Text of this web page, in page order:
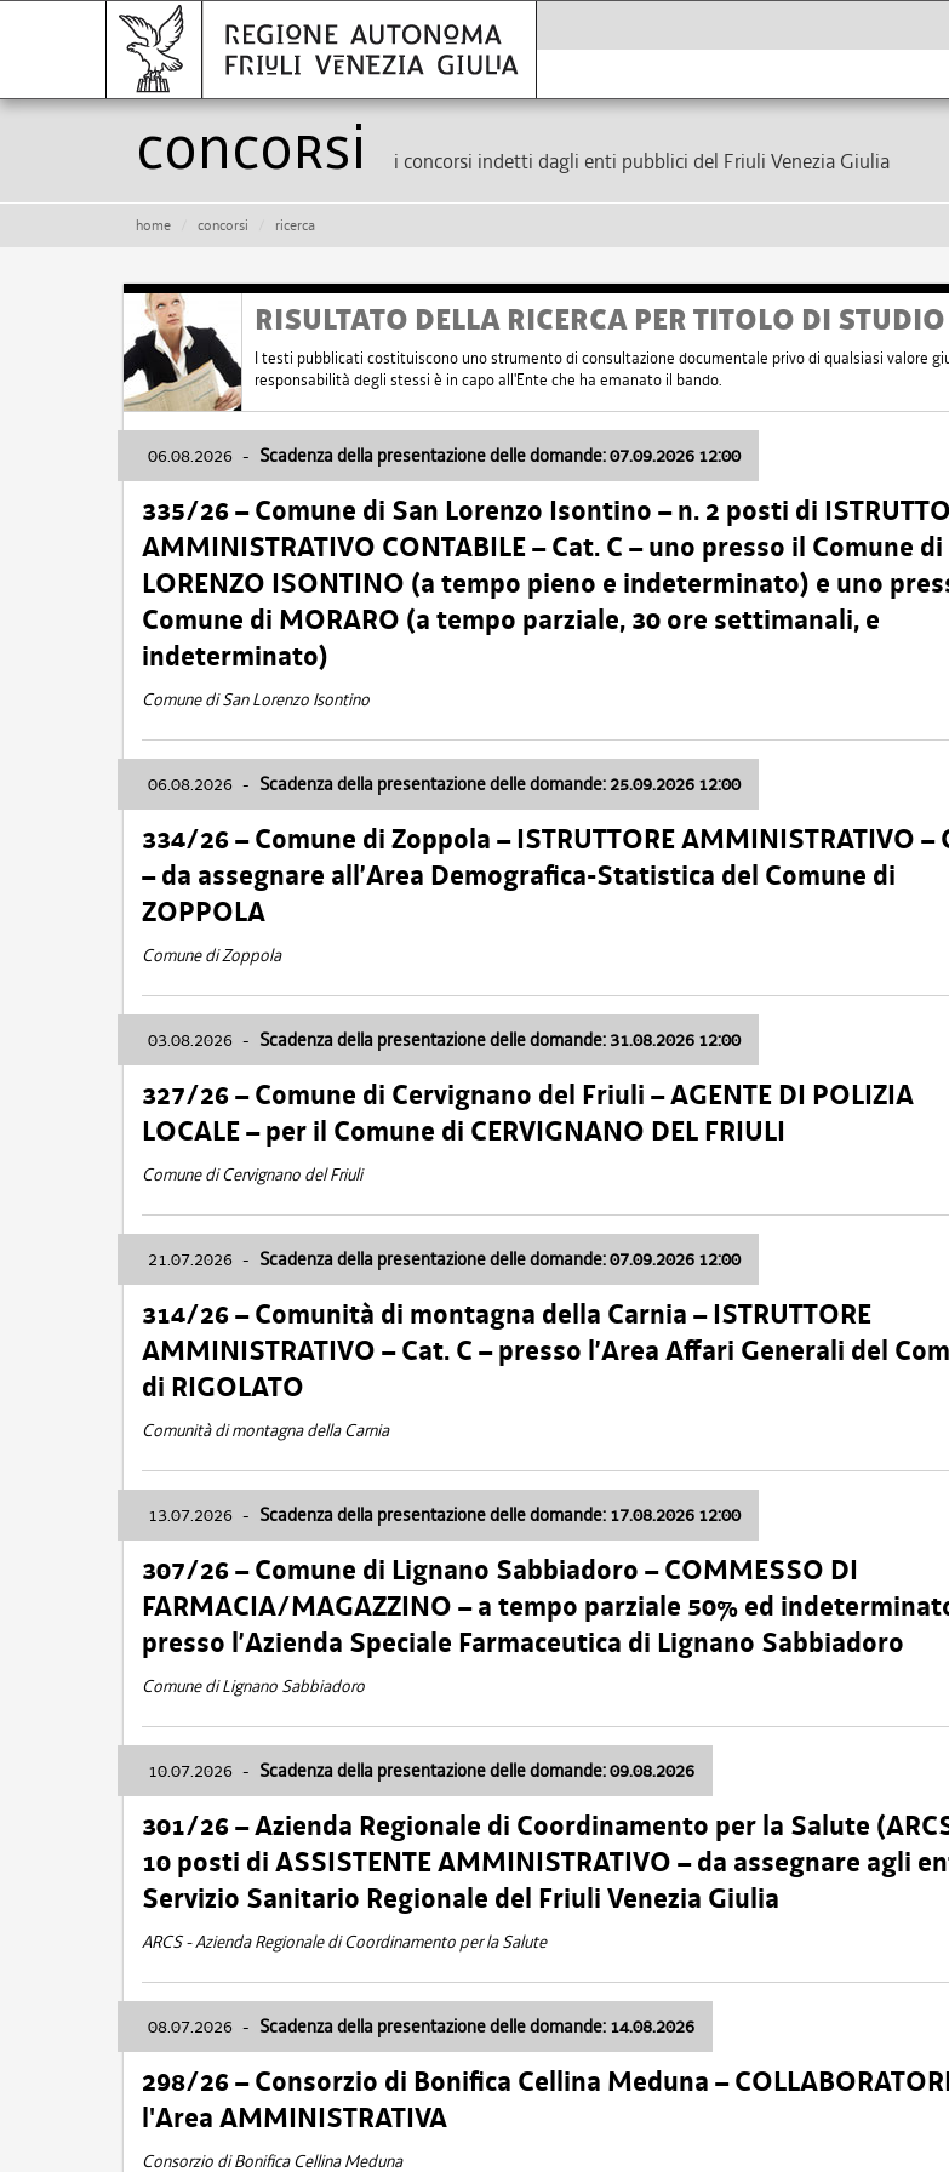
Concorsi i concorsi indetti dagli enti pubblici del Friuli Venezia Giulia
home concorsi ricerca
RISULTATO DELLA RICERCA PER TITOLO DI STUDIO
I testi pubblicati costituiscono uno strumento di consultazione documentale privo di qualsiasi valore
responsabilità degli stessi è in capo all'Ente che ha emanato il bando.
06.08.2026 - Scadenza della presentazione delle domande: 07.09.2026 12:00
335/26 – Comune di San Lorenzo Isontino – n. 2 posti di
AMMINISTRATIVO CONTABILE – Cat. C – uno presso il Comune
LORENZO ISONTINO (a tempo pieno e indeterminato) e uno
Comune di MORARO (a tempo parziale, 30 ore settimanali, e
indeterminato)
Comune di San Lorenzo Isontino
06.08.2026 - Scadenza della presentazione delle domande: 25.09.2026 12:00
334/26 – Comune di Zoppola – ISTRUTTORE AMMINISTRATIVO –
– da assegnare all’Area Demografica-Statistica del Comune di
ZOPPOLA
Comune di Zoppola
03.08.2026 - Scadenza della presentazione delle domande: 31.08.2026 12:00
327/26 – Comune di Cervignano del Friuli – AGENTE DI POLIZIA
LOCALE – per il Comune di CERVIGNANO DEL FRIULI
Comune di Cervignano del Friuli
21.07.2026 - Scadenza della presentazione delle domande: 07.09.2026 12:00
314/26 – Comunità di montagna della Carnia – ISTRUTTORE
AMMINISTRATIVO – Cat. C – presso l’Area Affari Generali del
di RIGOLATO
Comunità di montagna della Carnia
13.07.2026 - Scadenza della presentazione delle domande: 17.08.2026 12:00
307/26 – Comune di Lignano Sabbiadoro – COMMESSO DI
FARMACIA/MAGAZZINO – a tempo parziale 50% ed
presso l’Azienda Speciale Farmaceutica di Lignano Sabbiadoro
Comune di Lignano Sabbiadoro
10.07.2026 - Scadenza della presentazione delle domande: 09.08.2026
301/26 – Azienda Regionale di Coordinamento per la Salute
10 posti di ASSISTENTE AMMINISTRATIVO – da assegnare agli
Servizio Sanitario Regionale del Friuli Venezia Giulia
ARCS - Azienda Regionale di Coordinamento per la Salute
08.07.2026 - Scadenza della presentazione delle domande: 14.08.2026
298/26 – Consorzio di Bonifica Cellina Meduna –
l'Area AMMINISTRATIVA
Consorzio di Bonifica Cellina Meduna